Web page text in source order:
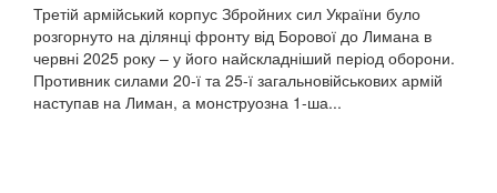
Третій армійський корпус Збройних сил України було
розгорнуто на ділянці фронту від Борової до Лимана в
червні 2025 року – у його найскладніший період оборони.
Противник силами 20-ї та 25-ї загальновійськових армій
наступав на Лиман, а монструозна 1-ша...